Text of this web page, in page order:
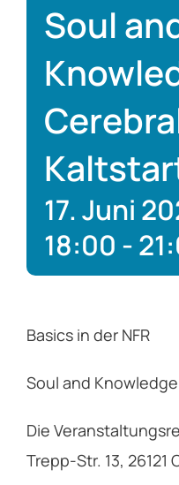
Soul
17. Juni
18:00 -
Basics in der NFR
Soul and
Die
Trepp-Str. 13, 26121